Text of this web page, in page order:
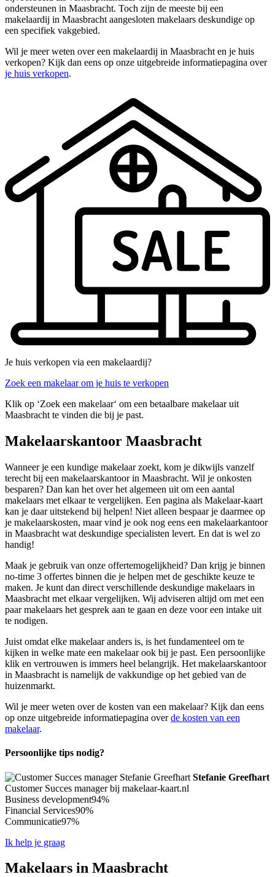
ondersteunen in Maasbracht. Toch zijn de meeste bij een
makelaardij in Maasbracht aangesloten makelaars deskundige op
een specifiek vakgebied.
Wil je meer weten over een makelaardij in Maasbracht en je huis
verkopen? Kijk dan eens op onze uitgebreide informatiepagina over
je huis verkopen.
Je huis verkopen via een makelaardij?
Zoek een makelaar om je huis te verkopen
Klik op ‘Zoek een makelaar‘ om een betaalbare makelaar uit
Maasbracht te vinden die bij je past.
Makelaarskantoor Maasbracht
Wanneer je een kundige makelaar zoekt, kom je dikwijls vanzelf
terecht bij een makelaarskantoor in Maasbracht. Wil je onkosten
besparen? Dan kan het over het algemeen uit om een aantal
makelaars met elkaar te vergelijken. Een pagina als Makelaar-kaart
kan je daar uitstekend bij helpen! Niet alleen bespaar je daarmee op
je makelaarskosten, maar vind je ook nog eens een makelaarkantoor
in Maasbracht wat deskundige specialisten levert. En dat is wel zo
handig!
Maak je gebruik van onze offertemogelijkheid? Dan krijg je binnen
no-time 3 offertes binnen die je helpen met de geschikte keuze te
maken. Je kunt dan direct verschillende deskundige makelaars in
Maasbracht met elkaar vergelijken. Wij adviseren altijd om met een
paar makelaars het gesprek aan te gaan en deze voor een intake uit
te nodigen.
Juist omdat elke makelaar anders is, is het fundamenteel om te
kijken in welke mate een makelaar ook bij je past. Een persoonlijke
klik en vertrouwen is immers heel belangrijk. Het makelaarskantoor
in Maasbracht is namelijk de vakkundige op het gebied van de
huizenmarkt.
Wil je meer weten over de kosten van een makelaar? Kijk dan eens
op onze uitgebreide informatiepagina overde kosten van een
makelaar.
Persoonlijke tips nodig?
Stefanie Greefhart
Customer Succes manager bij makelaar-kaart.nl
Business development94%
Financial Services90%
Communicatie97%
Ik help je graag
Makelaars in Maasbracht